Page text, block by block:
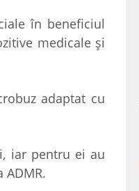
în beneficiul
medicale şi
adaptat cu
iar pentru ei au